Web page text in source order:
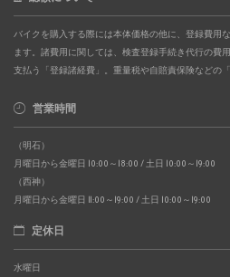
バイクを購入する際には本体価格の他に、登録費用
ます。諸費用に関しては、検査登録手続き代行の費
支払う「登録諸経費」。重量税や自賠責保険などの
営業時間
（明石）
月曜日から金曜日 10:00～18:00 / 土日 10:00～19:00
（西神）
月曜日から金曜日 11:00～19:00 / 土日 10:00～19:00
定休日
水曜日